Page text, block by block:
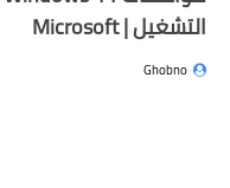
الكهف
التشغيل | Microsoft
Ghobno